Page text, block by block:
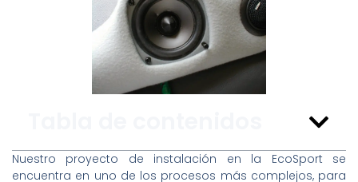
Nuestro proyecto de instalación en la EcoSport se
encuentra en uno de los procesos más complejos, para